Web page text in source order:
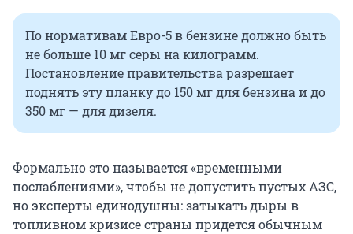
По нормативам Евро-5 в бензине должно быть
не больше 10 мг серы на килограмм.
Постановление правительства разрешает
поднять эту планку до 150 мг для бензина и до
350 мг — для дизеля.
Формально это называется «временными
послаблениями», чтобы не допустить пустых АЗС,
но эксперты единодушны: затыкать дыры в
топливном кризисе страны придется обычным